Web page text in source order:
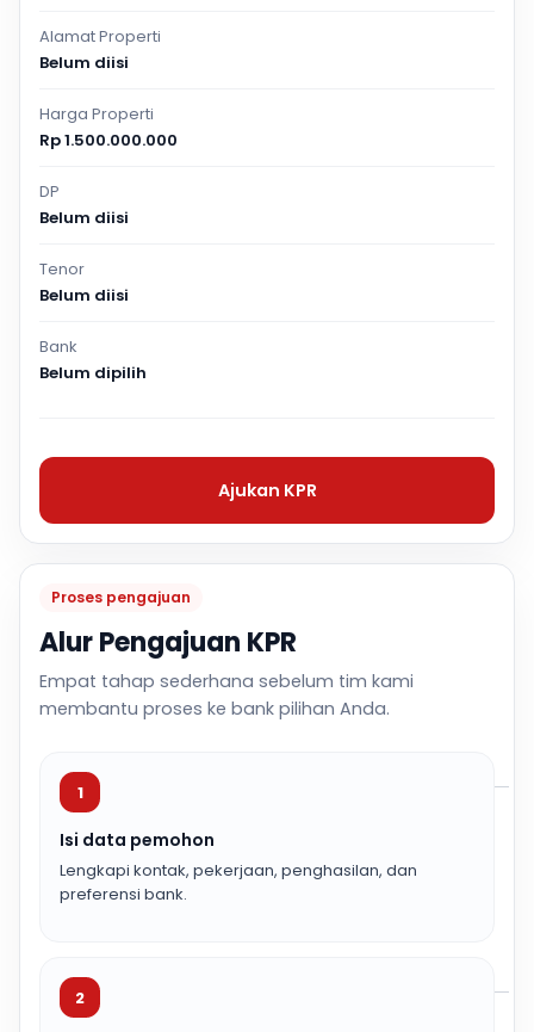
Proses pengajuan
Alur Pengajuan KPR
Empat tahap sederhana sebelum tim kami
membantu proses ke bank pilihan Anda.
1
Isi data pemohon
Lengkapi kontak, pekerjaan, penghasilan, dan
preferensi bank.
2
Alamat Properti
Belum diisi
Harga Properti
Rp 1.500.000.000
DP
Belum diisi
Tenor
Belum diisi
Bank
Belum dipilih
Ajukan KPR